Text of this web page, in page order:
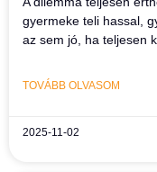
gyermeke teli hassal,
az sem jó, ha teljesen
TOVÁBB OLVASOM
2025-11-02